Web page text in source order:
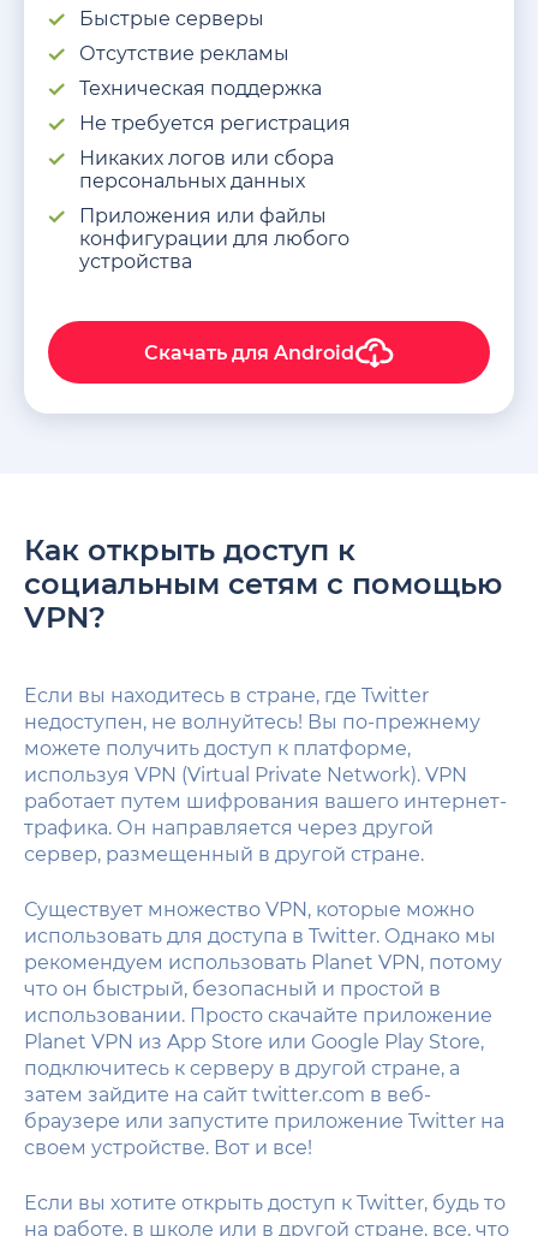
Быстрые cерверы
Отсутствие рекламы
Техническая поддержка
Не требуется регистрация
Никаких логов или сбора
персональных данных
Приложения или файлы
конфигурации для любого
устройства
Скачать для Android
Как открыть доступ к
социальным сетям с помощью
VPN?
Если вы находитесь в стране, где Twitter
недоступен, не волнуйтесь! Вы по-прежнему
можете получить доступ к платформе,
используя VPN (Virtual Private Network). VPN
работает путем шифрования вашего интернет-
трафика. Он направляется через другой
сервер, размещенный в другой стране.
Существует множество VPN, которые можно
использовать для доступа в Twitter. Однако мы
рекомендуем использовать Planet VPN, потому
что он быстрый, безопасный и простой в
использовании. Просто скачайте приложение
Planet VPN из App Store или Google Play Store,
подключитесь к серверу в другой стране, а
затем зайдите на сайт twitter.com в веб-
браузере или запустите приложение Twitter на
своем устройстве. Вот и все!
Если вы хотите открыть доступ к Twitter, будь то
на работе, в школе или в другой стране, все, что